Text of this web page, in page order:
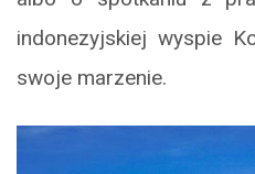
indonezyjskiej wyspie
swoje marzenie.